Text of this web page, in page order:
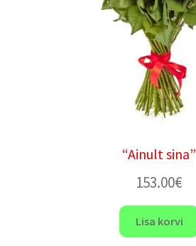
“Ainult sina”
153.00€
Lisa korvi